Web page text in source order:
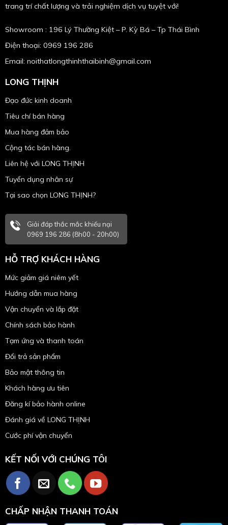
trang trí chất lượng và trải nghiệm dịch vụ tuyệt với!
Showroom : 196 Lý Thường Kiệt – P. Kỳ Bá – Tp Thái Bình
Điện thoại: 0969 196 286
Email: noithatlongthinhthaibinh@gmail.com
LONG THỊNH
Đạo đức kinh doanh
Tiêu chí bán hàng
Mua hàng đảm bảo
Cộng tác bán hàng.
Liên hệ với LONG THỊNH
Tuyển dụng nhân sự
Tại sao chọn LONG THỊNH?
Giải đáp thắc mắc khiếu nại
0969 196 286 (8h00 - 20h00)
HỖ TRỢ KHÁCH HÀNG
Mức giảm giá niêm yết
Hướng dẫn mua hàng
Vận chuyển và lắp đặt
Chính sách bảo hành
Tạm ứng và thanh toán
Đổi trả sản phẩm
Bảo mật thông tin
Khách hàng ưu tiên
Đăng kí bảo hành online
Đánh giá về LONG THỊNH
Cước phí vận chuyển
KẾT NỐI VỚI CHÚNG TÔI
CHẤP NHẬN THANH TOÁN